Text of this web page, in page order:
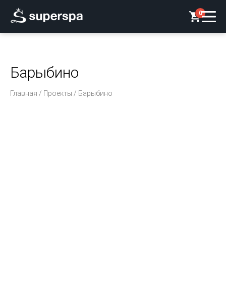
0
Барыбино
Главная / Проекты / Барыбино